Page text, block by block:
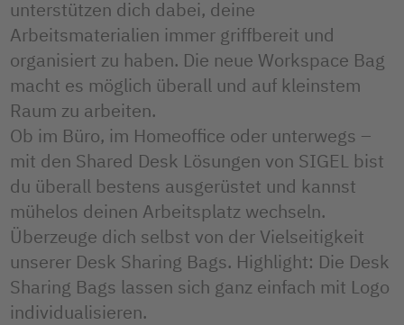
unterstützen dich dabei, deine
Arbeitsmaterialien immer griffbereit und
organisiert zu haben. Die neue Workspace Bag
macht es möglich überall und auf kleinstem
Raum zu arbeiten.
Ob im Büro, im Homeoffice oder unterwegs –
mit den Shared Desk Lösungen von SIGEL bist
du überall bestens ausgerüstet und kannst
mühelos deinen Arbeitsplatz wechseln.
Überzeuge dich selbst von der Vielseitigkeit
unserer Desk Sharing Bags. Highlight: Die Desk
Sharing Bags lassen sich ganz einfach mit Logo
individualisieren.